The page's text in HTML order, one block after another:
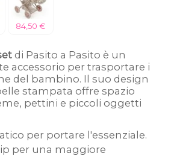
84,50 €
di Pasito a Pasito è un
accessorio per trasportare i
del bambino. Il suo design
stampata offre spazio
pettini e piccoli oggetti
per portare l'essenziale.
per una maggiore